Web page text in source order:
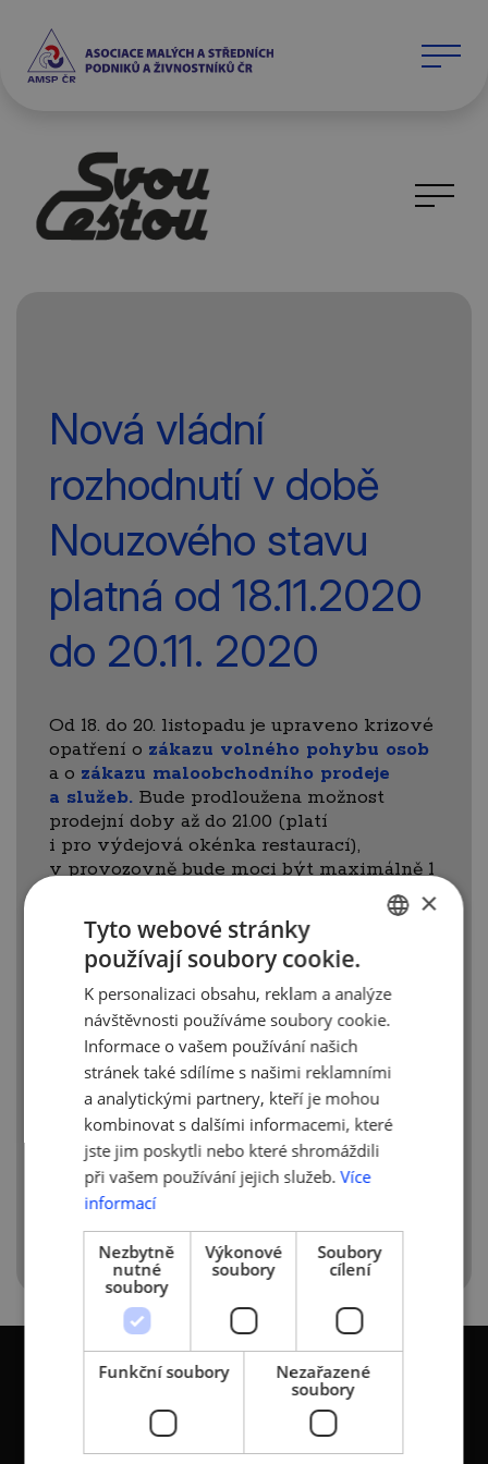
Nová vládní
rozhodnutí v době
Nouzového stavu
platná od 18.11.2020
do 20.11. 2020
Od 18. do 20. listopadu je upraveno krizové
opatření o zákazu volného pohybu osob
a o zákazu maloobchodního prodeje
a služeb. Bude prodloužena možnost
prodejní doby až do 21.00 (platí
i pro výdejová okénka restaurací),
v provozovně bude moci být maximálně 1
zákazník na 15 m2 prodejní plochy a nově
je výjimka ze zákazu pro psí a kočičí
salóny.
S účinností od 18. do 20. listopadu 2020 je
upraveno mimořádné opatření
Ministerstva zdravotnictví onošení
ochranných prostředků dýchacích cest
a s účinností od 17. listopadu je upraveno
ochranné opatření týkající sepřekročení
státní hranice ČR. Prodlužuje se možnost
cestovat v nutných případech
do červených zemí až na 24 hodin
bez testu.
KONTAKTY
ENGLISH
×
Tyto webové stránky
používají soubory cookie.
K personalizaci obsahu, reklam a analýze
návštěvnosti používáme soubory cookie.
Informace o vašem používání našich
stránek také sdílíme s našimi reklamními
a analytickými partnery, kteří je mohou
kombinovat s dalšími informacemi, které
jste jim poskytli nebo které shromáždili
při vašem používání jejich služeb. Více
informací
Nezbytně
nutné
soubory
Výkonové
soubory
Soubory
cílení
Funkční soubory
Nezařazené
soubory